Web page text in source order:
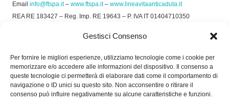
Gestisci Consenso
Per fornire le migliori esperienze, utilizziamo tecnologie come i cookie per
memorizzare e/o accedere alle informazioni del dispositivo. Il consenso a
queste tecnologie ci permetterà di elaborare dati come il comportamento di
navigazione o ID unici su questo sito. Non acconsentire o ritirare il
consenso può influire negativamente su alcune caratteristiche e funzioni.
Email info@ftspa.it– www.ftspa.it– www.lineavitaanticaduta.it
REA RE 183427 – Reg. Imp. RE 19643 – P. IVA IT 01404710350
Privacy Policy–Cookie Policy
SOCIAL